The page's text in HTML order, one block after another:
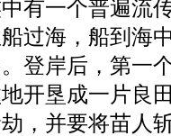
有一个普遍流
过海，船到海
登岸后，第一
开垦成一片良
，并要将苗人